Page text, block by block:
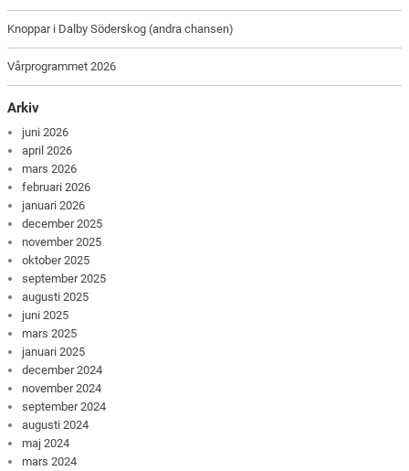
Knoppar i Dalby Söderskog (andra chansen)
Vårprogrammet 2026
Arkiv
juni 2026
april 2026
mars 2026
februari 2026
januari 2026
december 2025
november 2025
oktober 2025
september 2025
augusti 2025
juni 2025
mars 2025
januari 2025
december 2024
november 2024
september 2024
augusti 2024
maj 2024
mars 2024